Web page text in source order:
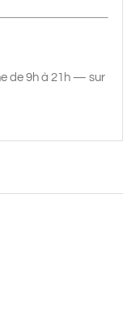
de 9h à 21h — sur